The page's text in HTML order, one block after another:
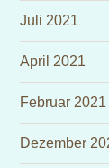
Juli 2021
April 2021
Februar 2021
Dezember